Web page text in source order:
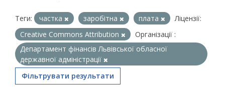
Теги: частка заробітна плата
Ліцензії:
Creative Commons Attribution
Організації :
Департамент фінансів Львівської обласної
державної адміністрації
Фільтрувати результати